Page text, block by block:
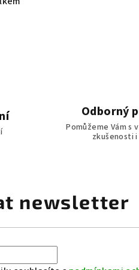
Odborný
Pomůžeme Vám s
zkušenosti
newsletter